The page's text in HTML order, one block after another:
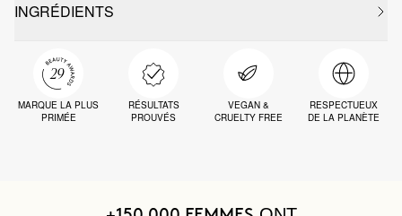
INGRÉDIENTS
MARQUE LA PLUS
PRIMÉE
RÉSULTATS
PROUVÉS
VEGAN &
CRUELTY FREE
RESPECTUEUX
DE LA PLANÈTE